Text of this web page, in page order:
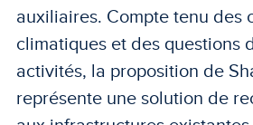
auxiliaires. Compte tenu des
climatiques et des questions
activités, la proposition de
représente une solution de